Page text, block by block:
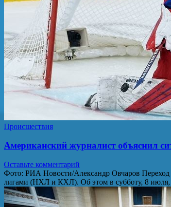
Происшествия
Американский журналист объяснил
Оставьте комментарий
Фото: РИА Новости/Александр Овчаров
лигами (НХЛ и КХЛ). Об этом в субботу, 8 июля,